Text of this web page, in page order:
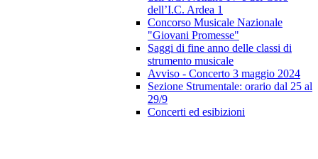
dell’I.C. Ardea 1
Concorso Musicale Nazionale
"Giovani Promesse"
Saggi di fine anno delle classi di
strumento musicale
Avviso - Concerto 3 maggio 2024
Sezione Strumentale: orario dal 25 al
29/9
Concerti ed esibizioni